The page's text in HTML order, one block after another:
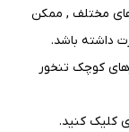
مختلف , ممکن
داشته باشد.
کوچک تنخور
کلیک کنید.